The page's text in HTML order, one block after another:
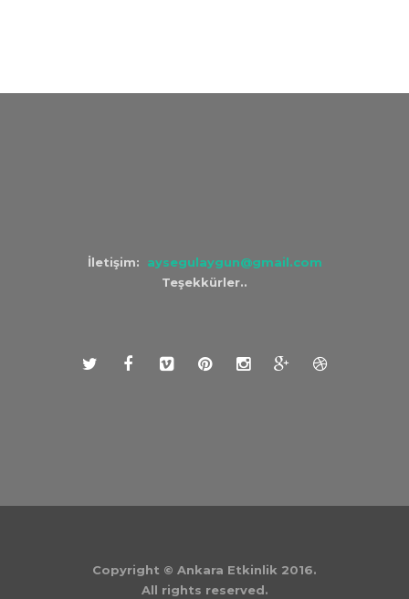
İletişim: aysegulaygun@gmail.com
Teşekkürler..
Copyright © Ankara Etkinlik 2016.
All rights reserved.